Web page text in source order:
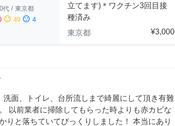
代 / 東京都
sentiment_neutral 49 sentiment_dissatisfied 4
立てます)＊ワクチン3回目接
種済み
東京都
¥3,000
洗面、トイレ、台所流しまで綺麗にして頂き有難
以前業者に掃除してもらった時よりも赤カビな
りと落ちていてびっくりしました！ 本当にあり